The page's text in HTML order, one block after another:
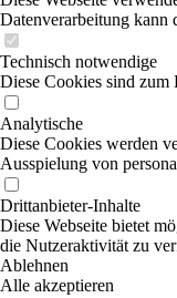
Datenverarbeitung kann
Technisch notwendige
Diese Cookies sind zum
Analytische
Diese Cookies werden
Ausspielung von
Drittanbieter-Inhalte
Diese Webseite bietet
die Nutzeraktivität zu
Ablehnen
Alle akzeptieren